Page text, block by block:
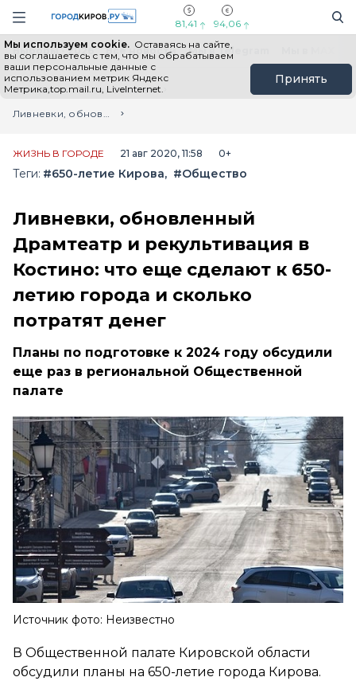
Навигация сайта
81,41 94,06
Мы используем cookie. Оставаясь на сайте,
вы соглашаетесь с тем, что мы обрабатываем
ваши персональные данные с
использованием метрик Яндекс
Метрика,top.mail.ru, LiveInternet.
Принять
Выборы - 2026 Все новости Мы в Telegram
Главная
Лента новостей
Ливневки, обновленный Драмтеатр и рекультивация в Костино: что еще сделают к 650-летию города и сколько потратят денег
ЖИЗНЬ В ГОРОДЕ 21 авг 2020, 11:58 0+
Теги: #650-летие Кирова #Общество
Ливневки, обновленный
Драмтеатр и рекультивация в
Костино: что еще сделают к 650-
летию города и сколько
потратят денег
Планы по подготовке к 2024 году обсудили
еще раз в региональной Общественной
палате
Источник фото: Неизвестно
В Общественной палате Кировской области
обсудили планы на 650-летие города Кирова.